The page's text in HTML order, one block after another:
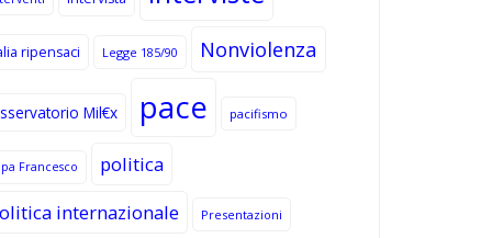
ripensaci Legge 185/90 Nonviolenza
Mil€x pace pacifismo
Francesco
politica
internazionale
Presentazioni